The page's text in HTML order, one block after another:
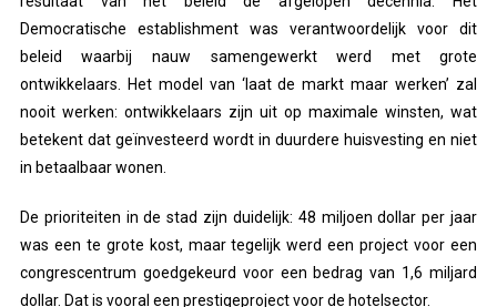
Democratische establishment was verantwoordelijk voor dit
beleid waarbij nauw samengewerkt werd met grote
ontwikkelaars. Het model van ‘laat de markt maar werken’ zal
nooit werken: ontwikkelaars zijn uit op maximale winsten, wat
betekent dat geïnvesteerd wordt in duurdere huisvesting en niet
in betaalbaar wonen.
De prioriteiten in de stad zijn duidelijk: 48 miljoen dollar per jaar
was een te grote kost, maar tegelijk werd een project voor een
congrescentrum goedgekeurd voor een bedrag van 1,6 miljard
dollar. Dat is vooral een prestigeproject voor de hotelsector.